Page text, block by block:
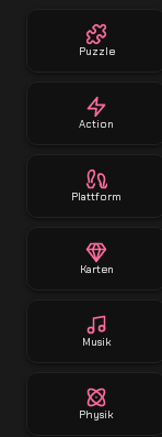
Puzzle
Action
Plattform
Karten
Musik
Physik